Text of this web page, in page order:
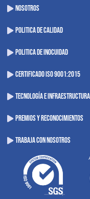
NOSOTROS
POLITICA DE CALIDAD
POLITICA DE INOCUIDAD
CERTIFICADO ISO 9001:2015
Tecnología e Infraestructura
Premios y Reconocimientos
Trabaja con Nosotros